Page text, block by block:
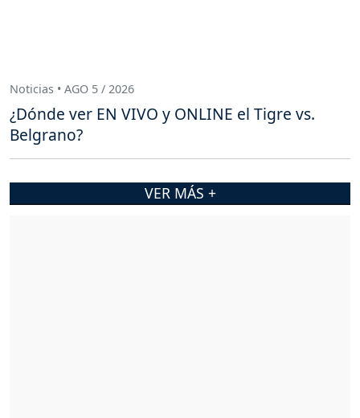
Noticias • AGO 5 / 2026
¿Dónde ver EN VIVO y ONLINE el Tigre vs.
Belgrano?
VER MÁS +